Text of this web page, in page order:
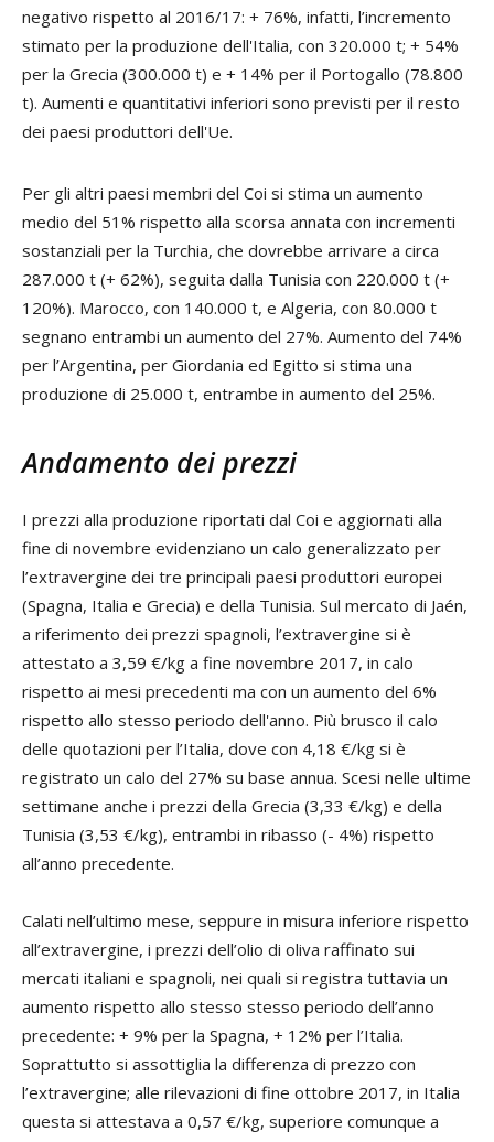
negativo rispetto al 2016/17: + 76%, infatti, l’incremento
stimato per la produzione dell'Italia, con 320.000 t; + 54%
per la Grecia (300.000 t) e + 14% per il Portogallo (78.800
t). Aumenti e quantitativi inferiori sono previsti per il resto
dei paesi produttori dell'Ue.
Per gli altri paesi membri del Coi si stima un aumento
medio del 51% rispetto alla scorsa annata con incrementi
sostanziali per la Turchia, che dovrebbe arrivare a circa
287.000 t (+ 62%), seguita dalla Tunisia con 220.000 t (+
120%). Marocco, con 140.000 t, e Algeria, con 80.000 t
segnano entrambi un aumento del 27%. Aumento del 74%
per l’Argentina, per Giordania ed Egitto si stima una
produzione di 25.000 t, entrambe in aumento del 25%.
Andamento dei prezzi
I prezzi alla produzione riportati dal Coi e aggiornati alla
fine di novembre evidenziano un calo generalizzato per
l’extravergine dei tre principali paesi produttori europei
(Spagna, Italia e Grecia) e della Tunisia. Sul mercato di Jaén,
a riferimento dei prezzi spagnoli, l’extravergine si è
attestato a 3,59 €/kg a fine novembre 2017, in calo
rispetto ai mesi precedenti ma con un aumento del 6%
rispetto allo stesso periodo dell'anno. Più brusco il calo
delle quotazioni per l’Italia, dove con 4,18 €/kg si è
registrato un calo del 27% su base annua. Scesi nelle ultime
settimane anche i prezzi della Grecia (3,33 €/kg) e della
Tunisia (3,53 €/kg), entrambi in ribasso (- 4%) rispetto
all’anno precedente.
Calati nell’ultimo mese, seppure in misura inferiore rispetto
all’extravergine, i prezzi dell’olio di oliva raffinato sui
mercati italiani e spagnoli, nei quali si registra tuttavia un
aumento rispetto allo stesso stesso periodo dell’anno
precedente: + 9% per la Spagna, + 12% per l’Italia.
Soprattutto si assottiglia la differenza di prezzo con
l’extravergine; alle rilevazioni di fine ottobre 2017, in Italia
questa si attestava a 0,57 €/kg, superiore comunque a